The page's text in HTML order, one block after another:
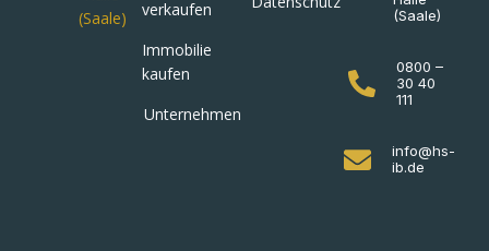
verkaufen
Immobilie
kaufen
Unternehmen
(Saale)
0800 –
30 40
111
info@hs-
ib.de